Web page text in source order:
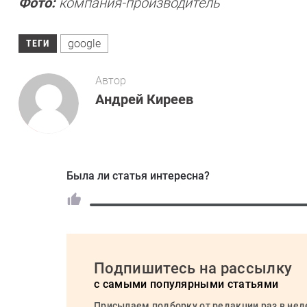
ТЕГИ google
Автор
Андрей Киреев
Была ли статья интересна?
Подпишитесь на рассылку
с самыми популярными статьями